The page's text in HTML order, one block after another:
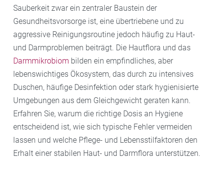
Sauberkeit zwar ein zentraler Baustein der
Gesundheitsvorsorge ist, eine übertriebene und zu
aggressive Reinigungsroutine jedoch häufig zu Haut-
und Darmproblemen beiträgt. Die Hautflora und das
Darmmikrobiom bilden ein empfindliches, aber
lebenswichtiges Ökosystem, das durch zu intensives
Duschen, häufige Desinfektion oder stark hygienisierte
Umgebungen aus dem Gleichgewicht geraten kann.
Erfahren Sie, warum die richtige Dosis an Hygiene
entscheidend ist, wie sich typische Fehler vermeiden
lassen und welche Pflege- und Lebensstilfaktoren den
Erhalt einer stabilen Haut- und Darmflora unterstützen.